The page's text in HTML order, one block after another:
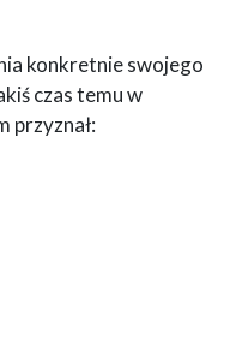
konkretnie swojego
czas temu w
przyznał: